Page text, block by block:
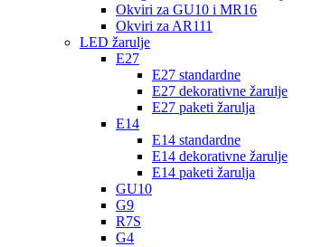
Okviri za GU10 i MR16
Okviri za AR111
LED žarulje
E27
E27 standardne
E27 dekorativne žarulje
E27 paketi žarulja
E14
E14 standardne
E14 dekorativne žarulje
E14 paketi žarulja
GU10
G9
R7S
G4